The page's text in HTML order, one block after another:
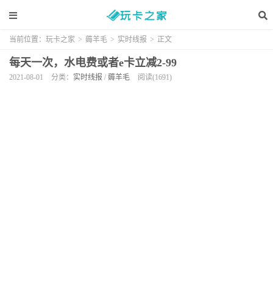
当前位置： 玩卡之家 > 薅羊毛 > 实时线报 > 正文
每天一次，水电费或者e卡立减2-99
2021-08-01 分类： 实时线报 / 薅羊毛 阅读(1691)